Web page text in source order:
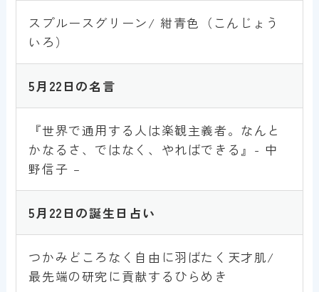
スプルースグリーン/ 紺青色（こんじょう
いろ）
5月 22 日の名言
『世界で通用する人は楽観主義者。なんと
かなるさ、ではなく、やればできる』- 中
野信子 –
5月 22 日の誕生日占い
つかみどころなく自由に羽ばたく天才肌/
最先端の研究に貢献するひらめき